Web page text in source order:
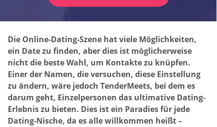
Die Online-Dating-Szene hat viele Möglichkeiten,
ein Date zu finden, aber dies ist möglicherweise
nicht die beste Wahl, um Kontakte zu knüpfen.
Einer der Namen, die versuchen, diese Einstellung
zu ändern, wäre jedoch TenderMeets, bei dem es
darum geht, Einzelpersonen das ultimative Dating-
Erlebnis zu bieten. Dies ist ein Paradies für jede
Dating-Nische, da es alle willkommen heißt –